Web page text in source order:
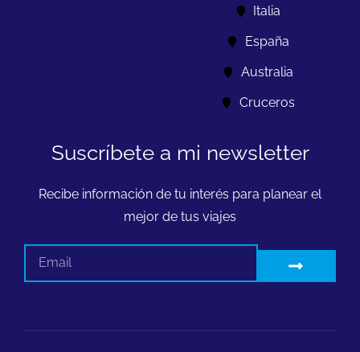
Italia
España
Australia
Cruceros
Suscríbete a mi newsletter
Recibe información de tu interés para planear el
mejor de tus viajes